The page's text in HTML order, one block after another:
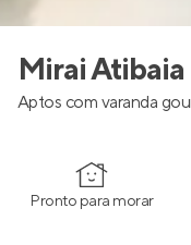
Mirai Atibaia
Aptos com varanda
Pronto para morar